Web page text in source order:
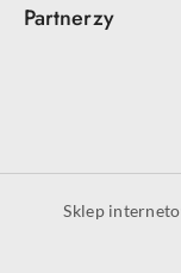
Partnerzy
Sklep